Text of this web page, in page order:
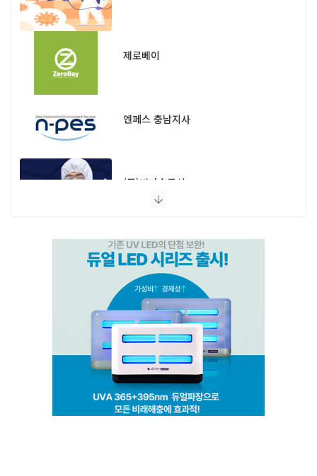
제로베이
엔페스 충남지사
(주)비타솔루션
세화방역
(주)씨아이엠
클린케이